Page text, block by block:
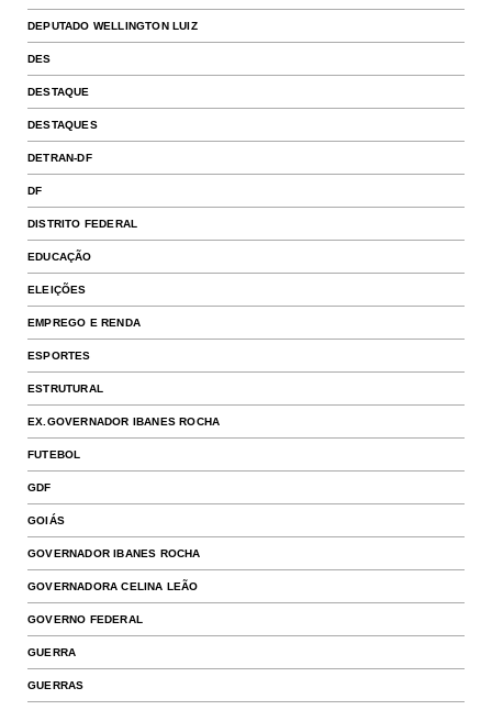
DEPUTADO WELLINGTON LUIZ
DES
DESTAQUE
DESTAQUES
DETRAN-DF
DF
DISTRITO FEDERAL
EDUCAÇÃO
ELEIÇÕES
EMPREGO E RENDA
ESPORTES
ESTRUTURAL
EX.GOVERNADOR IBANES ROCHA
FUTEBOL
GDF
GOIÁS
GOVERNADOR IBANES ROCHA
GOVERNADORA CELINA LEÃO
GOVERNO FEDERAL
GUERRA
GUERRAS